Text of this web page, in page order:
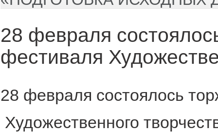
28 февраля
фестиваля
28 февраля состоялось
Художественного